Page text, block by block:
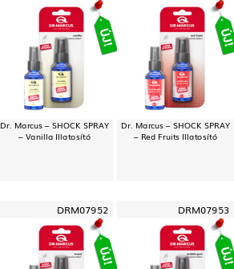
Dr. Marcus – SHOCK SPRAY
– Vanilla Illatosító
Dr. Marcus – SHOCK SPRAY
– Red Fruits Illatosító
DRM07952 DRM07953